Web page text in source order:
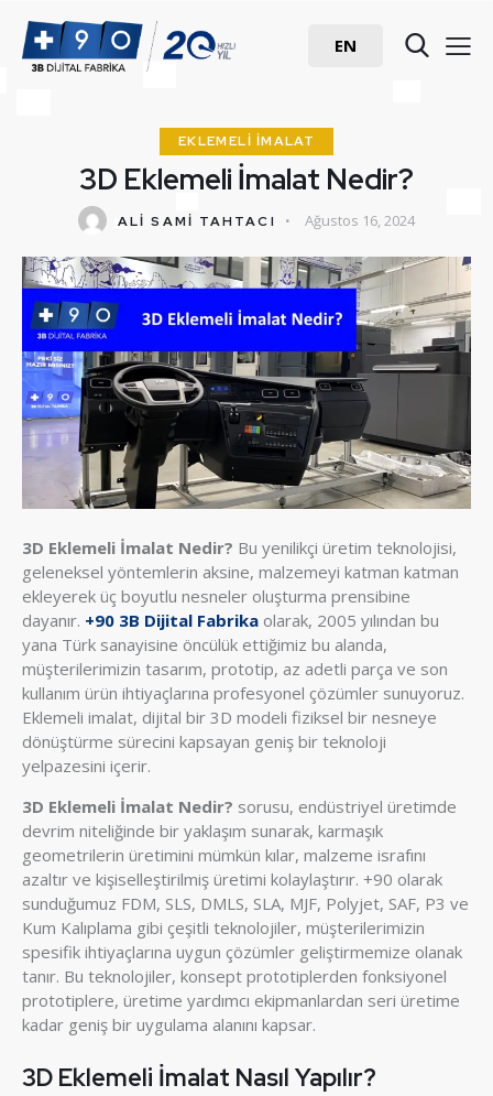
EN
EKLEMELI İMALAT
3D Eklemeli İmalat Nedir?
ALI SAMI TAHTACI Ağustos 16, 2024
3D Eklemeli İmalat Nedir? Bu yenilikçi üretim teknolojisi,
geleneksel yöntemlerin aksine, malzemeyi katman katman
ekleyerek üç boyutlu nesneler oluşturma prensibine
dayanır. +90 3B Dijital Fabrika olarak, 2005 yılından bu
yana Türk sanayisine öncülük ettiğimiz bu alanda,
müşterilerimizin tasarım, prototip, az adetli parça ve son
kullanım ürün ihtiyaçlarına profesyonel çözümler sunuyoruz.
Eklemeli imalat, dijital bir 3D modeli fiziksel bir nesneye
dönüştürme sürecini kapsayan geniş bir teknoloji
yelpazesini içerir.
3D Eklemeli İmalat Nedir? sorusu, endüstriyel üretimde
devrim niteliğinde bir yaklaşım sunarak, karmaşık
geometrilerin üretimini mümkün kılar, malzeme israfını
azaltır ve kişiselleştirilmiş üretimi kolaylaştırır. +90 olarak
sunduğumuz FDM, SLS, DMLS, SLA, MJF, Polyjet, SAF, P3 ve
Kum Kalıplama gibi çeşitli teknolojiler, müşterilerimizin
spesifik ihtiyaçlarına uygun çözümler geliştirmemize olanak
tanır. Bu teknolojiler, konsept prototiplerden fonksiyonel
prototiplere, üretime yardımcı ekipmanlardan seri üretime
kadar geniş bir uygulama alanını kapsar.
3D Eklemeli İmalat Nasıl Yapılır?